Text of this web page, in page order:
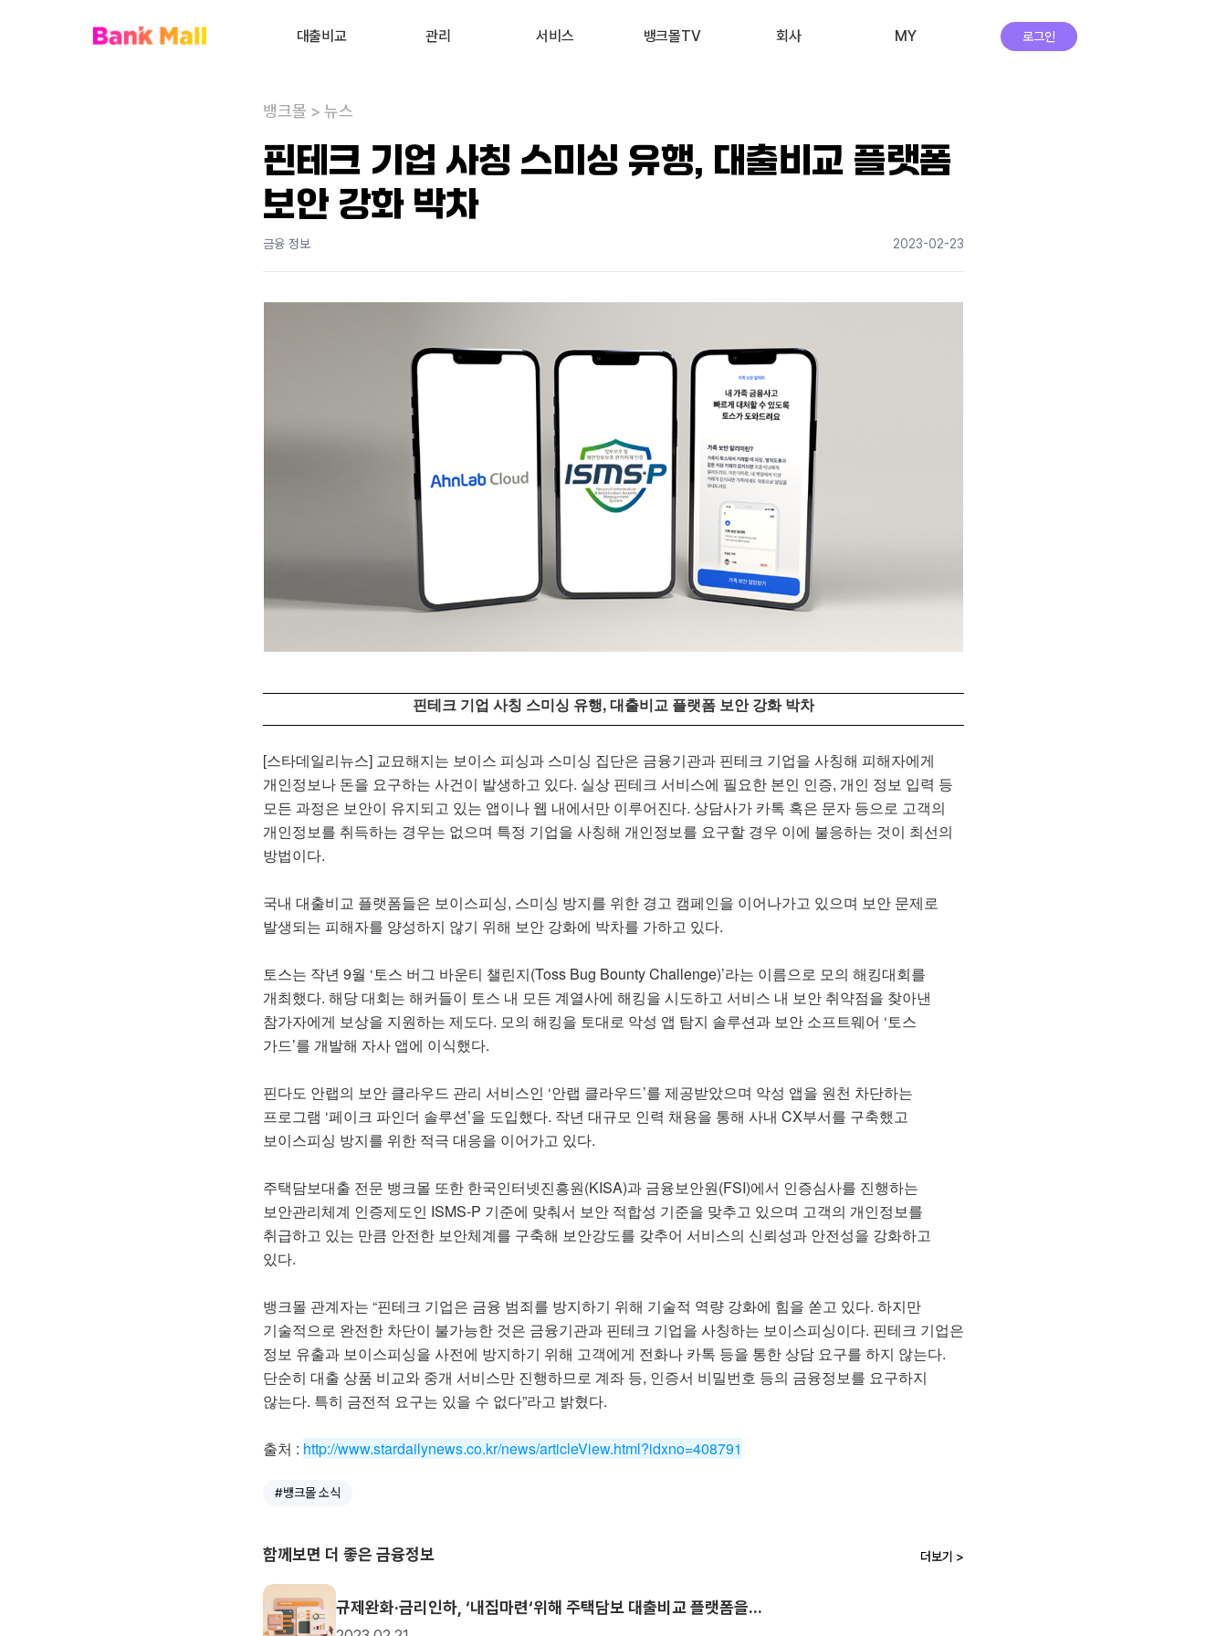
대출비교 관리 서비스 뱅크몰TV 회사 MY
대출상담사 찾기
사업자대출
전세대출
신용대출
내 대출 관리
내 부동산 관리
투자 상품비교 뉴스 고객 후기 자주하는 질문
실시간 상담
로그인
뱅크몰 > 뉴스
핀테크 기업 사칭 스미싱 유행, 대출비교 플랫폼
보안 강화 박차
금융 정보 2023-02-23
핀테크 기업 사칭 스미싱 유행, 대출비교 플랫폼 보안 강화 박차
[스타데일리뉴스] 교묘해지는 보이스 피싱과 스미싱 집단은 금융기관과 핀테크 기업을 사칭해 피해자에게
개인정보나 돈을 요구하는 사건이 발생하고 있다. 실상 핀테크 서비스에 필요한 본인 인증, 개인 정보 입력 등
모든 과정은 보안이 유지되고 있는 앱이나 웹 내에서만 이루어진다. 상담사가 카톡 혹은 문자 등으로 고객의
개인정보를 취득하는 경우는 없으며 특정 기업을 사칭해 개인정보를 요구할 경우 이에 불응하는 것이 최선의
방법이다.
국내 대출비교 플랫폼들은 보이스피싱, 스미싱 방지를 위한 경고 캠페인을 이어나가고 있으며 보안 문제로
발생되는 피해자를 양성하지 않기 위해 보안 강화에 박차를 가하고 있다.
토스는 작년 9월 ‘토스 버그 바운티 챌린지(Toss Bug Bounty Challenge)’라는 이름으로 모의 해킹대회를
개최했다. 해당 대회는 해커들이 토스 내 모든 계열사에 해킹을 시도하고 서비스 내 보안 취약점을 찾아낸
참가자에게 보상을 지원하는 제도다. 모의 해킹을 토대로 악성 앱 탐지 솔루션과 보안 소프트웨어 ‘토스
가드’를 개발해 자사 앱에 이식했다.
핀다도 안랩의 보안 클라우드 관리 서비스인 ‘안랩 클라우드’를 제공받았으며 악성 앱을 원천 차단하는
프로그램 ‘페이크 파인더 솔루션’을 도입했다. 작년 대규모 인력 채용을 통해 사내 CX부서를 구축했고
보이스피싱 방지를 위한 적극 대응을 이어가고 있다.
주택담보대출 전문 뱅크몰 또한 한국인터넷진흥원(KISA)과 금융보안원(FSI)에서 인증심사를 진행하는
보안관리체계 인증제도인 ISMS-P 기준에 맞춰서 보안 적합성 기준을 맞추고 있으며 고객의 개인정보를
취급하고 있는 만큼 안전한 보안체계를 구축해 보안강도를 갖추어 서비스의 신뢰성과 안전성을 강화하고
있다.
뱅크몰 관계자는 “핀테크 기업은 금융 범죄를 방지하기 위해 기술적 역량 강화에 힘을 쏟고 있다. 하지만
기술적으로 완전한 차단이 불가능한 것은 금융기관과 핀테크 기업을 사칭하는 보이스피싱이다. 핀테크 기업은
정보 유출과 보이스피싱을 사전에 방지하기 위해 고객에게 전화나 카톡 등을 통한 상담 요구를 하지 않는다.
단순히 대출 상품 비교와 중개 서비스만 진행하므로 계좌 등, 인증서 비밀번호 등의 금융정보를 요구하지
않는다. 특히 금전적 요구는 있을 수 없다”라고 밝혔다.
출처 : http://www.stardailynews.co.kr/news/articleView.html?idxno=408791
#뱅크몰 소식
함께보면 더 좋은 금융정보 더보기 >
규제완화·금리인하, ‘내집마련‘위해 주택담보 대출비교 플랫폼을...